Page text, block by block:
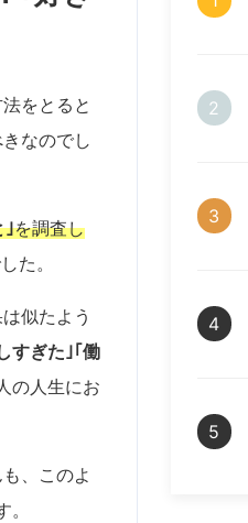
をとると
なのでし
｣を調査し
た。
似たよう
すぎた｣｢働
の人生にお
、このよ